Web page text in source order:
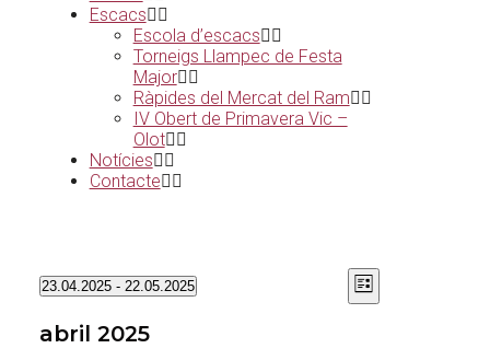
Escacs
Escola d’escacs
Torneigs Llampec de Festa
Major
Ràpides del Mercat del Ram
IV Obert de Primavera Vic –
Olot
Notícies
Contacte
Vistes
de
Navegació
de
List
23.04.2025 - 22.05.2025
una
data.
abril 2025